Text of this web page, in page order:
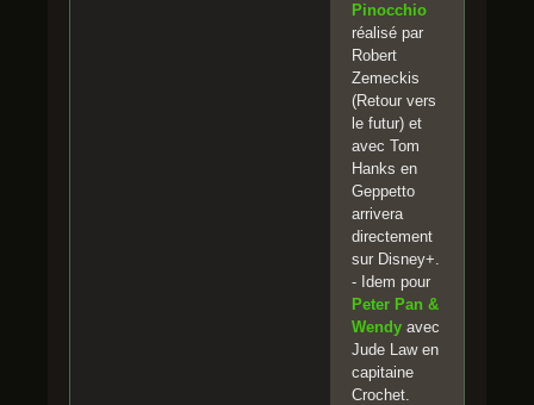
Pinocchio
réalisé par
Robert
Zemeckis
(Retour vers
le futur) et
avec Tom
Hanks en
Geppetto
arrivera
directement
sur Disney+.
- Idem pour
Peter Pan &
Wendy avec
Jude Law en
capitaine
Crochet.